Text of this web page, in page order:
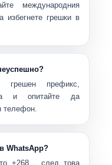
международния
избегнете грешки в
грешен префикс,
и опитайте да
телефон.
WhatsApp?
+268… след това